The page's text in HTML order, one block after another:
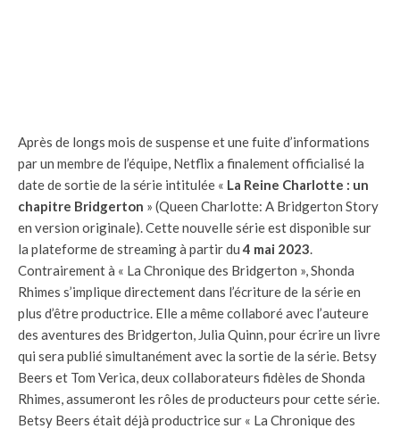
Après de longs mois de suspense et une fuite d’informations
par un membre de l’équipe, Netflix a finalement officialisé la
date de sortie de la série intitulée « La Reine Charlotte : un
chapitre Bridgerton » (Queen Charlotte: A Bridgerton Story
en version originale). Cette nouvelle série est disponible sur
la plateforme de streaming à partir du4 mai 2023.
Contrairement à « La Chronique des Bridgerton », Shonda
Rhimes s’implique directement dans l’écriture de la série en
plus d’être productrice. Elle a même collaboré avec l’auteure
des aventures des Bridgerton, Julia Quinn, pour écrire un livre
qui sera publié simultanément avec la sortie de la série. Betsy
Beers et Tom Verica, deux collaborateurs fidèles de Shonda
Rhimes, assumeront les rôles de producteurs pour cette série.
Betsy Beers était déjà productrice sur « La Chronique des